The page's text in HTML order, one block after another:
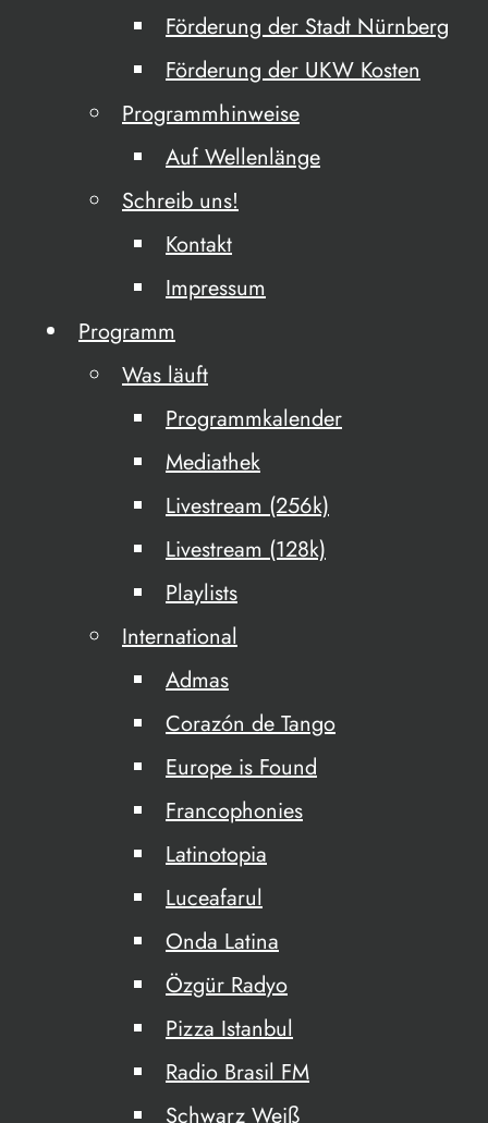
Förderung der Stadt Nürnberg
Förderung der UKW Kosten
Programmhinweise
Auf Wellenlänge
Schreib uns!
Kontakt
Impressum
Programm
Was läuft
Programmkalender
Mediathek
Livestream (256k)
Livestream (128k)
Playlists
International
Admas
Corazón de Tango
Europe is Found
Francophonies
Latinotopia
Luceafarul
Onda Latina
Özgür Radyo
Pizza Istanbul
Radio Brasil FM
Schwarz Weiß